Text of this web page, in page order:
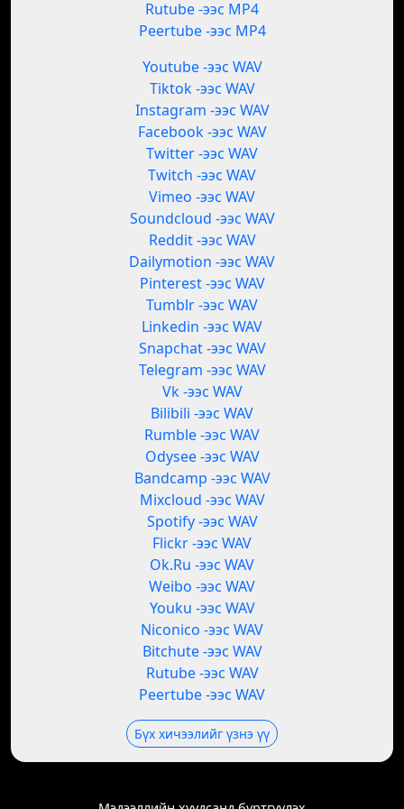
Rutube -ээс MP4
Peertube -ээс MP4
Youtube -ээс WAV
Tiktok -ээс WAV
Instagram -ээс WAV
Facebook -ээс WAV
Twitter -ээс WAV
Twitch -ээс WAV
Vimeo -ээс WAV
Soundcloud -ээс WAV
Reddit -ээс WAV
Dailymotion -ээс WAV
Pinterest -ээс WAV
Tumblr -ээс WAV
Linkedin -ээс WAV
Snapchat -ээс WAV
Telegram -ээс WAV
Vk -ээс WAV
Bilibili -ээс WAV
Rumble -ээс WAV
Odysee -ээс WAV
Bandcamp -ээс WAV
Mixcloud -ээс WAV
Spotify -ээс WAV
Flickr -ээс WAV
Ok.Ru -ээс WAV
Weibo -ээс WAV
Youku -ээс WAV
Niconico -ээс WAV
Bitchute -ээс WAV
Rutube -ээс WAV
Peertube -ээс WAV
Бүх хичээлийг үзнэ үү